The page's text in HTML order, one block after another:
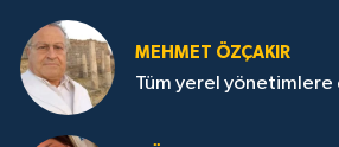
MEHMET ÖZÇAKIR
Tüm yerel yönetimlere